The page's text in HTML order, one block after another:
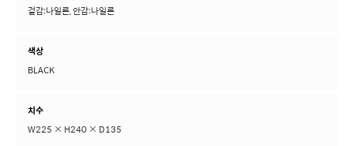
겉감:나일론, 안감:나일론
색상
BLACK
치수
W225 × H240 × D135